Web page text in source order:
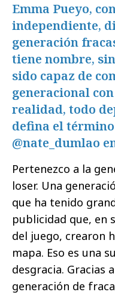
Emma Pueyo,
independiente,
generación
tiene nombre,
sido capaz de
generacional
realidad, todo
defina el
@nate_dumlao
Pertenezco a la
loser. Una
que ha tenido
publicidad que, en
del juego, crearon
mapa. Eso es una
desgracia. Gracias
generación de